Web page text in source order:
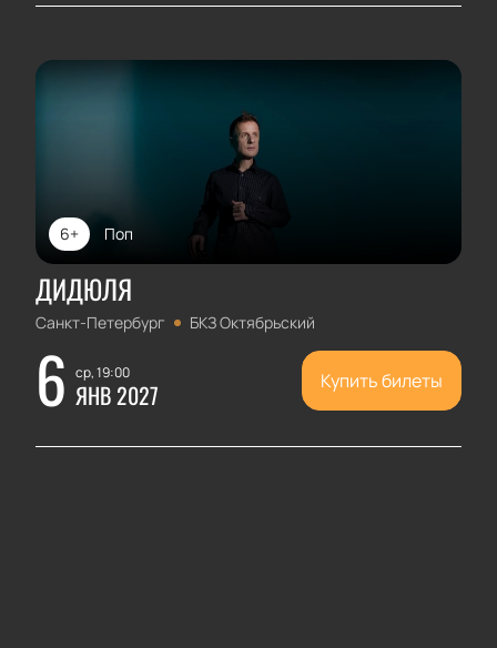
Поп
6+
ДИДЮЛЯ
Санкт-Петербург БКЗ Октябрьский
6 ср, 19:00
ЯНВ 2027 Купить билеты